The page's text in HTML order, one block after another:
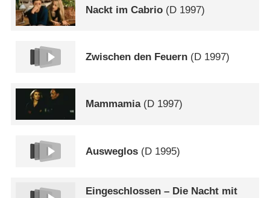
Nackt im Cabrio (D 1997)
Zwischen den Feuern (D 1997)
Mammamia(D 1997)
Ausweglos (D 1995)
Eingeschlossen – Die Nacht mit